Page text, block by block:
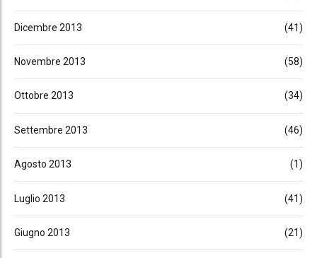
Dicembre 2013 (41)
Novembre 2013 (58)
Ottobre 2013 (34)
Settembre 2013 (46)
Agosto 2013 (1)
Luglio 2013 (41)
Giugno 2013 (21)